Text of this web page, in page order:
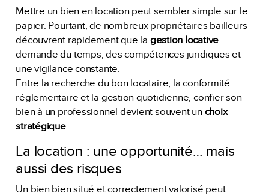
Mettre un bien en location peut sembler simple sur le
papier. Pourtant, de nombreux propriétaires bailleurs
découvrent rapidement que la gestion locative
demande du temps, des compétences juridiques et
une vigilance constante.
Entre la recherche du bon locataire, la conformité
réglementaire et la gestion quotidienne, confier son
bien à un professionnel devient souvent un choix
stratégique.
La location : une opportunité… mais
aussi des risques
Un bien bien situé et correctement valorisé peut